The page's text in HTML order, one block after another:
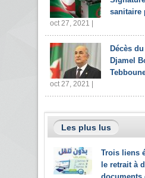
sanitaire
oct 27, 2021 |
Décès
Djamel
oct 27, 2021 |
Les plus lus
Trois liens
le retrait à